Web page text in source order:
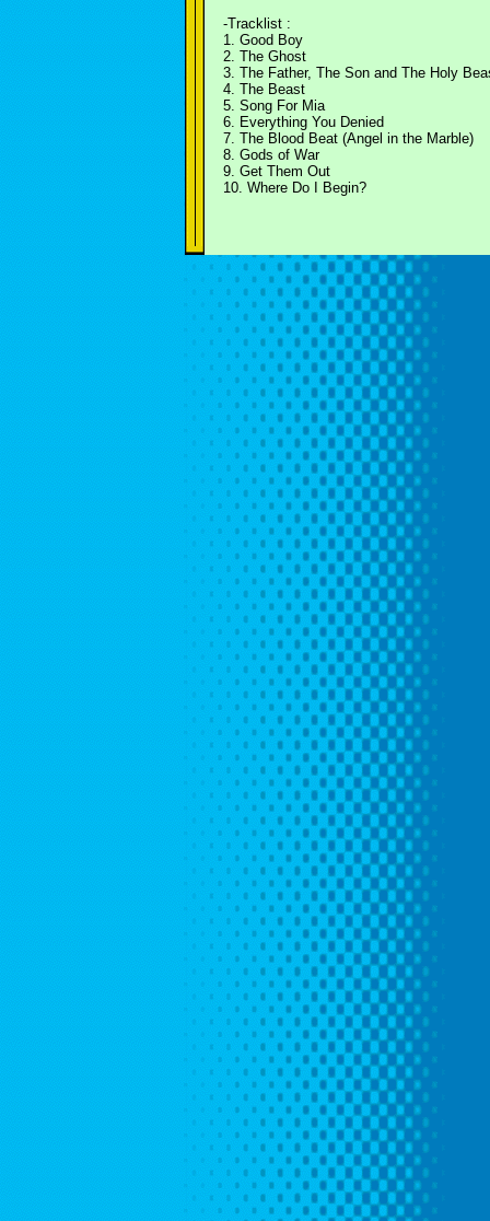
-Tracklist :
1. Good Boy
2. The Ghost
3. The Father, The Son and The Holy
4. The Beast
5. Song For Mia
6. Everything You Denied
7. The Blood Beat (Angel in the Marble)
8. Gods of War
9. Get Them Out
10. Where Do I Begin?